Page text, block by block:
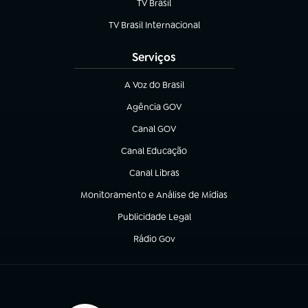
TV Brasil
(abre em nova aba)
TV Brasil Internacional
(abre em nova aba)
Serviços
A Voz do Brasil
(abre em nova aba)
Agência GOV
(abre em nova aba)
Canal GOV
(abre em nova aba)
Canal Educação
(abre em nova aba)
Canal Libras
(abre em nova aba)
Monitoramento e Análise de Mídias
(abre em nova aba)
Publicidade Legal
(abre em nova aba)
Rádio Gov
(abre em nova aba)